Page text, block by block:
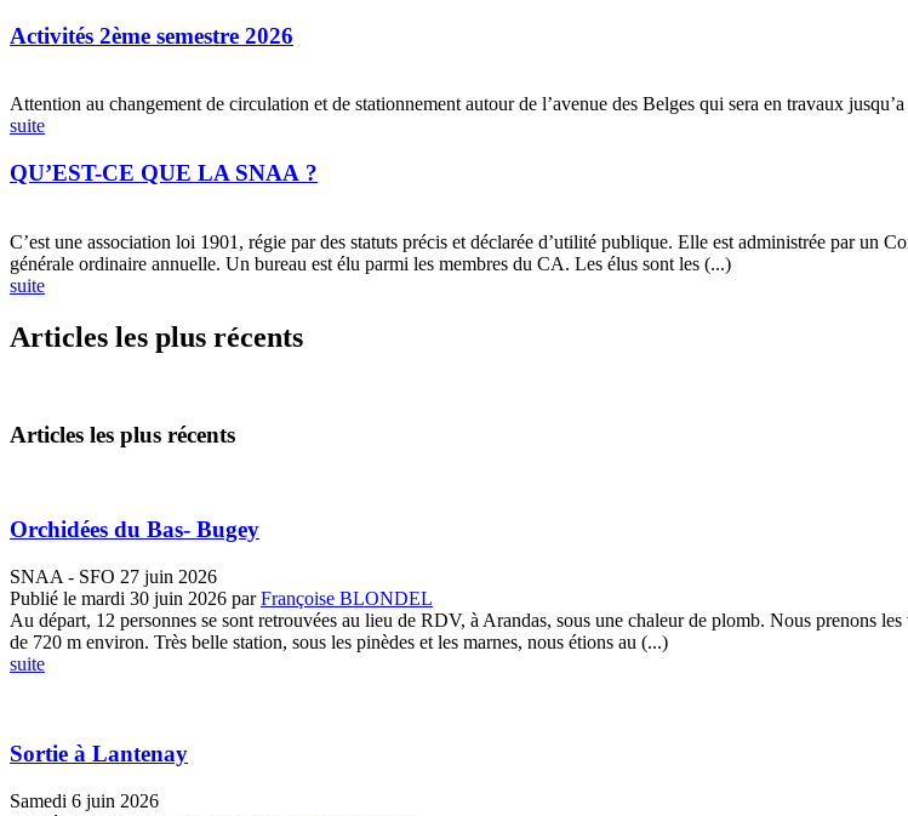
Activités 2ème semestre 2026
Attention au changement de circulation et de stationnement autour de l’avenue des Belges qui sera en travaux
suite
QU’EST-CE QUE LA SNAA ?
C’est une association loi 1901, régie par des statuts précis et déclarée d’utilité publique. Elle est administrée par un
générale ordinaire annuelle. Un bureau est élu parmi les membres du CA. Les élus sont les (...)
suite
Articles les plus récents
Articles les plus récents
Orchidées du Bas- Bugey
SNAA - SFO 27 juin 2026
Publié le mardi 30 juin 2026 parFrançoise BLONDEL
Au départ, 12 personnes se sont retrouvées au lieu de RDV, à Arandas, sous une chaleur de plomb. Nous prenons
de 720 m environ. Très belle station, sous les pinèdes et les marnes, nous étions au (...)
suite
Sortie à Lantenay
Samedi 6 juin 2026